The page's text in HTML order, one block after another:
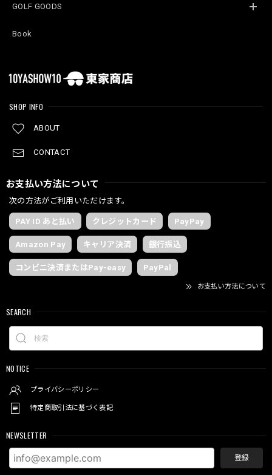
GOLF GOODS
Book
SHOP INFO
ABOUT
CONTACT
お支払い方法について
次の方法がご利用いただけます。
PAY ID あと払い クレジットカード PayPay
Amazon Pay キャリア決済 銀行振込
コンビニ決済またはPay-easy PayPal
お支払い方法について
SEARCH
NOTICE
プライバシーポリシー
特定商取引法に基づく表記
NEWSLETTER
登録